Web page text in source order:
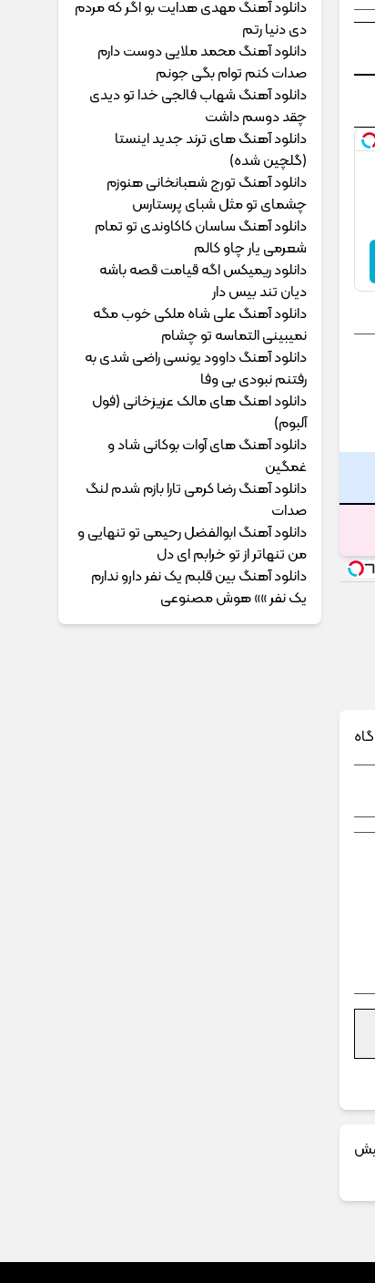
دانلود آهنگ مهدی هدایت بو اگر که مردم
دی دنیا رتم
دانلود آهنگ محمد ملایی دوﺳﺖ دارم
ﺻﺪات ﻛﻨﻢ ﺗﻮام ﺑﮕﻰ ﺟﻮﻧﻢ
دانلود آهنگ شهاب فالجی خدا تو دیدی
چقد دوسم داشت
دانلود آهنگ های ترند جدید اینستا
(گلچین شده)
دانلود آهنگ تورج شعبانخانی هنوزم
چشمای تو مثل شبای پرستارس
دانلود آهنگ ساسان کاکاوندی تو تمام
شعرمی یار چاو کالم
دانلود ریمیکس اگه قیامت قصه باشه
دیان تند بیس دار
دانلود آهنگ علی شاه ملکی خوب مگه
نمیبینی التماسه تو چشام
دانلود آهنگ داوود یونسی راﺿﻰ ﺷﺪی ﺑﻪ
رﻓﺘﻨﻢ ﻧﺒﻮدی ﺑﻰ وﻓﺎ
دانلود اهنگ های مالک عزیزخانی (فول
آلبوم)
دانلود آهنگ های آوات بوکانی شاد و
غمگین
دانلود آهنگ رضا کرمی تارا بازم شدم لنگ
صدات
دانلود آهنگ ابوالفضل رحیمی ﺗﻮ ﺗﻨﻬﺎﻳﻰ و
ﻣﻦ ﺗﻨﻬﺎﺗﺮ از ﺗﻮ ﺧﺮاﺑﻢ ای دل
دانلود آهنگ بین قلبم یک نفر دارو ندارم
یک نفر »» هوش مصنوعی